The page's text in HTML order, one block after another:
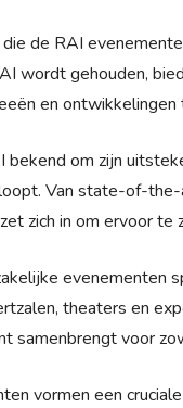
de RAI
wordt gehouden,
en
bekend om zijn
Van state-of-
zich in om ervoor
evenementen
theaters en
samenbrengt voor
vormen een